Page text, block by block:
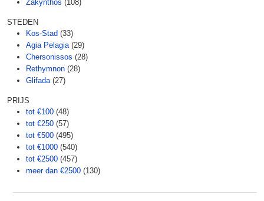
Zakynthos (108)
STEDEN
Kos-Stad (33)
Agia Pelagia (29)
Chersonissos (28)
Rethymnon (28)
Glifada (27)
PRIJS
tot €100 (48)
tot €250 (57)
tot €500 (495)
tot €1000 (540)
tot €2500 (457)
meer dan €2500 (130)